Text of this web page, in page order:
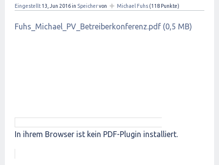
Eingestellt 13, Jun 2016in Speichervon ✦ Michael Fuhs (118 Punkte)
Fuhs_Michael_PV_Betreiberkonferenz.pdf (0,5 MB)
In ihrem Browser ist kein PDF-Plugin installiert.